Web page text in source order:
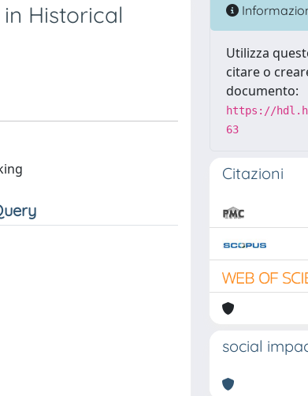
Historical
Utilizza
citare o
documento:
https://
63
Citazioni
social